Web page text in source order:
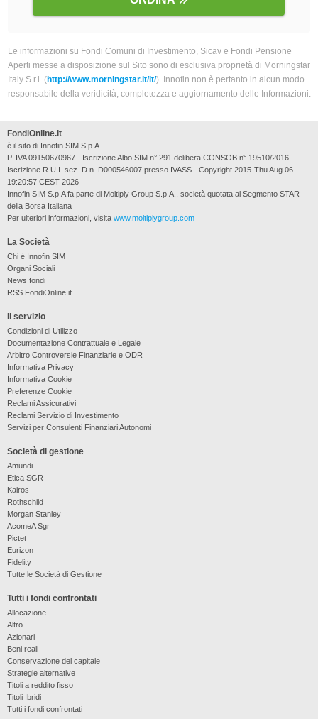
Le informazioni su Fondi Comuni di Investimento, Sicav e Fondi Pensione
Aperti messe a disposizione sul Sito sono di esclusiva proprietà di Morningstar
Italy S.r.l. (http://www.morningstar.it/it/). Innofin non è pertanto in alcun modo
responsabile della veridicità, completezza e aggiornamento delle Informazioni.
La Società
Chi è Innofin SIM
Organi Sociali
News fondi
RSS FondiOnline.it
Il servizio
Condizioni di Utilizzo
Documentazione Contrattuale e Legale
Arbitro Controversie Finanziarie e ODR
Informativa Privacy
Informativa Cookie
Preferenze Cookie
Reclami Assicurativi
Reclami Servizio di Investimento
Servizi per Consulenti Finanziari Autonomi
Società di gestione
Amundi
Etica SGR
Kairos
Rothschild
Morgan Stanley
AcomeA Sgr
Pictet
Eurizon
Fidelity
Tutte le Società di Gestione
Tutti i fondi confrontati
Allocazione
Altro
Azionari
Beni reali
Conservazione del capitale
Strategie alternative
Titoli a reddito fisso
Titoli Ibridi
Tutti i fondi confrontati
FondiOnline.it
è il sito di Innofin SIM S.p.A.
P. IVA 09150670967 - Iscrizione Albo SIM n° 291 delibera CONSOB n° 19510/2016 -
Iscrizione R.U.I. sez. D n. D000546007 presso IVASS - Copyright 2015-Thu Aug 06
19:20:57 CEST 2026
Innofin SIM S.p.A fa parte di Moltiply Group S.p.A., società quotata al Segmento STAR
della Borsa Italiana
Per ulteriori informazioni, visita www.moltiplygroup.com